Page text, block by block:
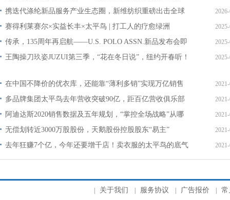
与生长逻辑
携迭代涤纶新品服务产业生态圈，新维纺织重磅出击全球
最大纱线展
赛得利莱赛尔×实益长丰×太平鸟 | 打工人的疗愈绿洲
传承，135周年再启航——U.S. POLO ASSN.新品发布会即
将盛装揭幕
王陶操⼑玖姿JUZUI第三季，“花在冬⽇说”，纽约开春听！
在中国不降价的优衣库，还能靠“薄利多销”实现万亿销售
目标吗？
多品牌集团太平鸟去年营收突破90亿，距百亿营收俱乐部
仅咫尺之遥
阿迪达斯2020销售数据及五年规划，“掌控全场战略”从哪
开始？
无偿划转近3000万股股份，天鹅股份控股股东“易主”
去年狂赚7个亿，今年还要增千店！卖衣服的太平鸟的底气
咋恁足？
关于我们 服务协议 广告报价 常